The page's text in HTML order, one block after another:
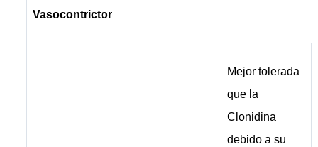
Vasocontrictor
Mejor tolerada
que la
Clonidina
debido a su